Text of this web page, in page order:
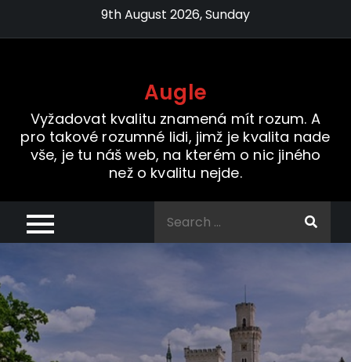
9th August 2026, Sunday
Augle
Vyžadovat kvalitu znamená mít rozum. A
pro takové rozumné lidi, jimž je kvalita nade
vše, je tu náš web, na kterém o nic jiného
než o kvalitu nejde.